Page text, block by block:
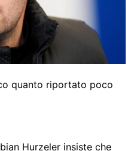
quanto riportato poco
Hurzeler insiste che